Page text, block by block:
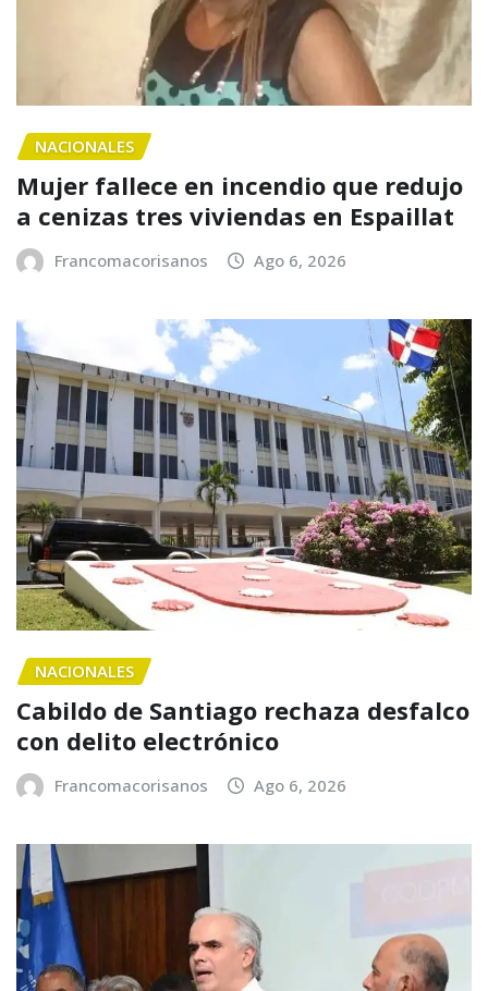
NACIONALES
Mujer fallece en incendio que redujo
a cenizas tres viviendas en Espaillat
Francomacorisanos Ago 6, 2026
NACIONALES
Cabildo de Santiago rechaza desfalco
con delito electrónico
Francomacorisanos Ago 6, 2026